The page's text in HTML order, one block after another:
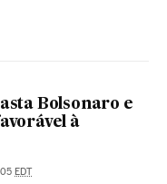
Bolsonaro e
à
EDT